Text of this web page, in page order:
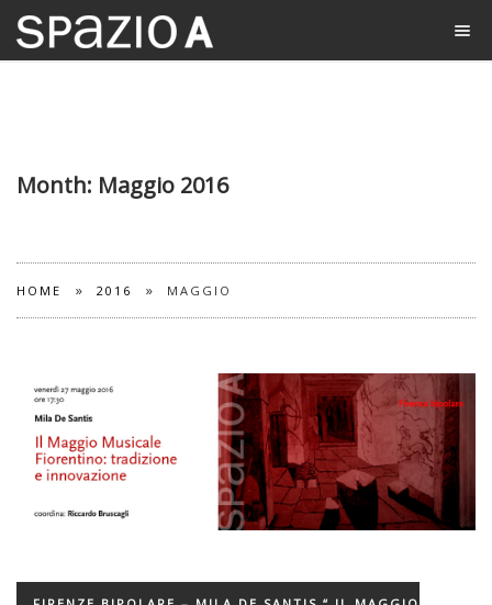
Month: Maggio 2016
HOME » 2016 » MAGGIO